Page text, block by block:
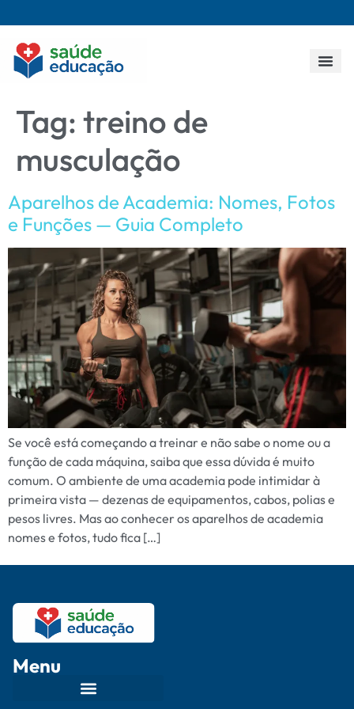
Tag: treino de
musculação
Aparelhos de Academia: Nomes, Fotos
e Funções — Guia Completo
Se você está começando a treinar e não sabe o nome ou a
função de cada máquina, saiba que essa dúvida é muito
comum. O ambiente de uma academia pode intimidar à
primeira vista — dezenas de equipamentos, cabos, polias e
pesos livres. Mas ao conhecer os aparelhos de academia
nomes e fotos, tudo fica […]
Menu